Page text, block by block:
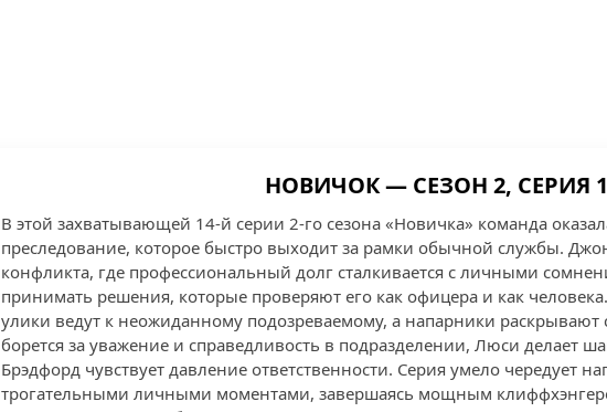
НОВИЧОК — СЕЗОН 2, СЕРИЯ
В этой захватывающей 14-й серии 2-го сезона «Новичка» команда
преследование, которое быстро выходит за рамки обычной службы.
конфликта, где профессиональный долг сталкивается с личными
принимать решения, которые проверяют его как офицера и как
улики ведут к неожиданному подозреваемому, а напарники
борется за уважение и справедливость в подразделении, Люси делает
Брэдфорд чувствует давление ответственности. Серия умело чередует
трогательными личными моментами, завершаясь мощным